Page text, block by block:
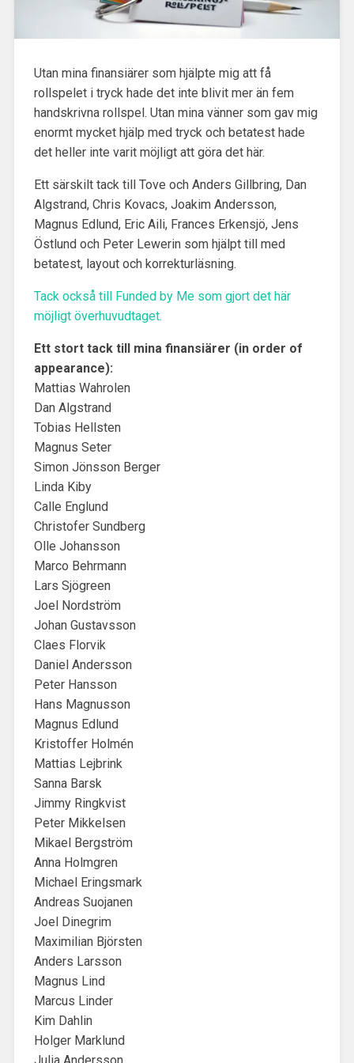
Utan mina finansiärer som hjälpte mig att få
rollspelet i tryck hade det inte blivit mer än fem
handskrivna rollspel. Utan mina vänner som gav mig
enormt mycket hjälp med tryck och betatest hade
det heller inte varit möjligt att göra det här.
Ett särskilt tack till Tove och Anders Gillbring, Dan
Algstrand, Chris Kovacs, Joakim Andersson,
Magnus Edlund, Eric Aili, Frances Erkensjö, Jens
Östlund och Peter Lewerin som hjälpt till med
betatest, layout och korrekturläsning.
Tack också till Funded by Me som gjort det här
möjligt överhuvudtaget.
Ett stort tack till mina finansiärer (in order of
appearance):
Mattias Wahrolen
Dan Algstrand
Tobias Hellsten
Magnus Seter
Simon Jönsson Berger
Linda Kiby
Calle Englund
Christofer Sundberg
Olle Johansson
Marco Behrmann
Lars Sjögreen
Joel Nordström
Johan Gustavsson
Claes Florvik
Daniel Andersson
Peter Hansson
Hans Magnusson
Magnus Edlund
Kristoffer Holmén
Mattias Lejbrink
Sanna Barsk
Jimmy Ringkvist
Peter Mikkelsen
Mikael Bergström
Anna Holmgren
Michael Eringsmark
Andreas Suojanen
Joel Dinegrim
Maximilian Björsten
Anders Larsson
Magnus Lind
Marcus Linder
Kim Dahlin
Holger Marklund